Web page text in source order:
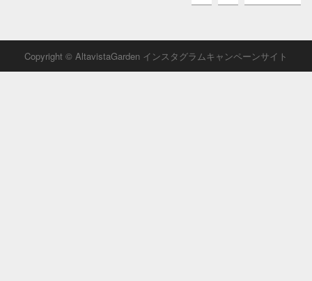
Copyright © AltavistaGarden インスタグラムキャンペーンサイト